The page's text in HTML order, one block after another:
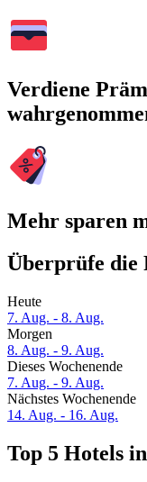
Verdiene
Mehr sparen
Überprüfe die
Heute
7. Aug. - 8. Aug.
Morgen
8. Aug. - 9. Aug.
Dieses Wochenende
7. Aug. - 9. Aug.
Nächstes Wochenende
14. Aug. - 16. Aug.
Top 5 Hotels